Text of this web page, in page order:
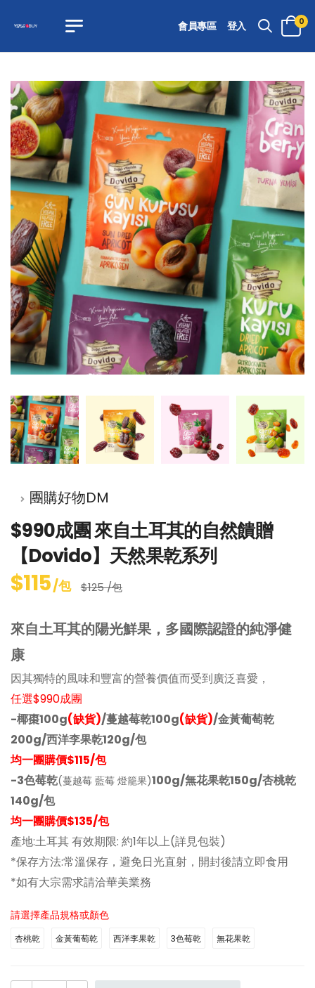
會員專區 登入 0
團購好物DM
$990成團 來自土耳其的自然饋贈
【Dovido】天然果乾系列
$115/包 $125 /包
來自土耳其的陽光鮮果，多國際認證的純淨健
康
因其獨特的風味和豐富的營養價值而受到廣泛喜愛，
任選$990成團
-椰棗100g(缺貨)/蔓越莓乾100g(缺貨)/金黃葡萄乾
200g/西洋李果乾120g/包
均一團購價$115/包
-3色莓乾(蔓越莓 藍莓 燈籠果)100g/無花果乾150g/杏桃乾
140g/包
均一團購價$135/包
產地:土耳其 有效期限: 約1年以上(詳見包裝)
*保存方法:常溫保存，避免日光直射，開封後請立即食用
*如有大宗需求請洽華美業務
請選擇產品規格或顏色
杏桃乾 金黃葡萄乾 西洋李果乾 3色莓乾 無花果乾